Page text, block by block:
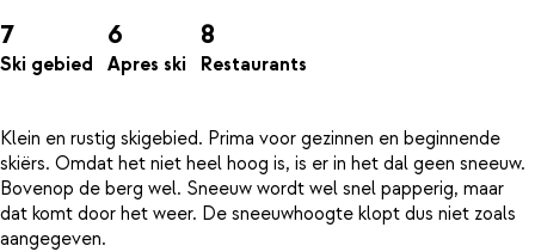
7
Ski gebied
6
Apres ski
8
Restaurants
Klein en rustig skigebied. Prima voor gezinnen en beginnende
skiërs. Omdat het niet heel hoog is, is er in het dal geen sneeuw.
Bovenop de berg wel. Sneeuw wordt wel snel papperig, maar
dat komt door het weer. De sneeuwhoogte klopt dus niet zoals